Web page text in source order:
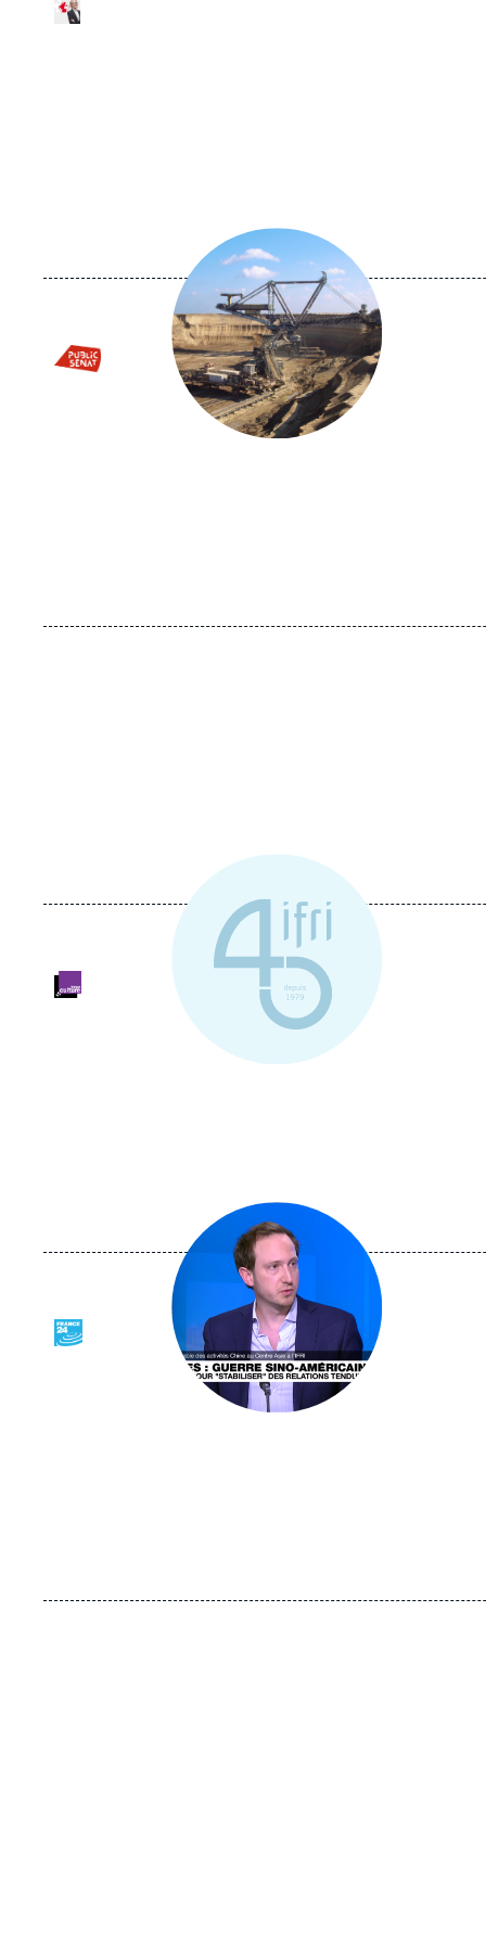
Logo
Logo
principale
médiatique
Logo
Logo
principale
médiatique